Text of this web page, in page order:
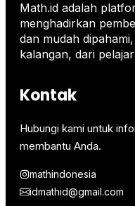
Math.id adalah
menghadirkan
dan mudah
kalangan, dari
Kontak
Hubungi kami untuk
membantu Anda.
mathindonesia
idmathid@gmail.com